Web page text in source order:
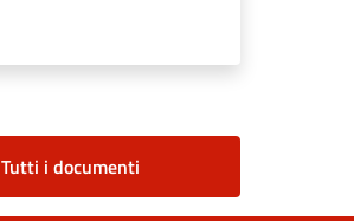
Tutti i documenti